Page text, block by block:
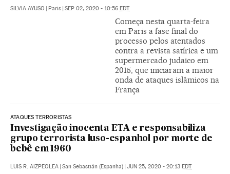
SILVIA AYUSO Paris SEP 02, 2020 - 10:56 EDT
Começa nesta quarta-feira
em Paris a fase final do
processo pelos atentados
contra a revista satírica e um
supermercado judaico em
2015, que iniciaram a maior
onda de ataques islâmicos na
França
ATAQUES TERRORISTAS
Investigação inocenta ETA e responsabiliza
grupo terrorista luso-espanhol por morte de
bebê em 1960
LUIS R. AIZPEOLEA San Sebastián (Espanha) JUN 25, 2020 - 20:13 EDT